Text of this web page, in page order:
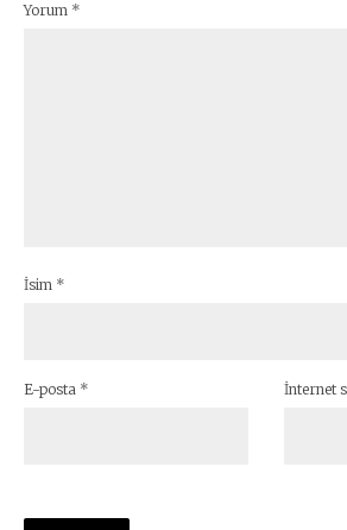
Yorum *
İsim *
E-posta * İnternet